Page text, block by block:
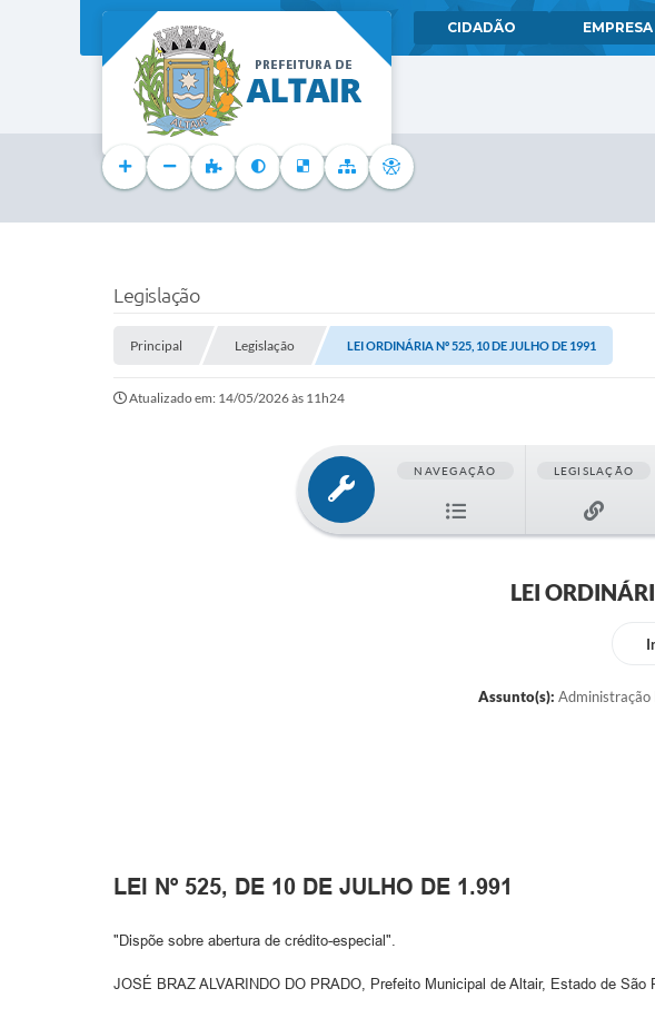
CIDADÃO EMPRESA
Legislação
Principal Legislação LEI ORDINÁRIA Nº 525, 10 DE JULHO DE 1991
Atualizado em: 14/05/2026 às 11h24
NAVEGAÇÃO LEGISLAÇÃO
LEI
Assunto(s): Administração
LEI Nº 525, DE 10 DE JULHO DE 1.991
"Dispõe sobre abertura de crédito-especial".
JOSÉ BRAZ ALVARINDO DO PRADO, Prefeito Municipal de Altair, Estado de